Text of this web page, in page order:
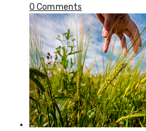
0 Comments